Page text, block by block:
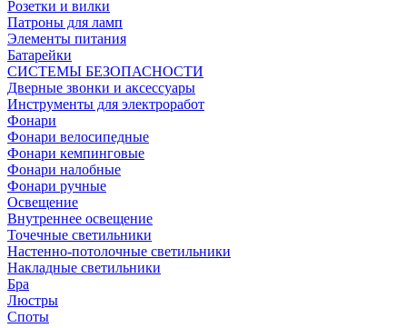
Розетки и вилки
Патроны для ламп
Элементы питания
Батарейки
СИСТЕМЫ БЕЗОПАСНОСТИ
Дверные звонки и аксессуары
Инструменты для электроработ
Фонари
Фонари велосипедные
Фонари кемпинговые
Фонари налобные
Фонари ручные
Освещение
Внутреннее освещение
Точечные светильники
Настенно-потолочные светильники
Накладные светильники
Бра
Люстры
Споты